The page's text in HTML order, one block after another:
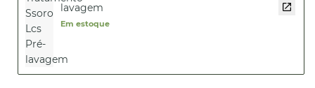
lavagem
Em estoque